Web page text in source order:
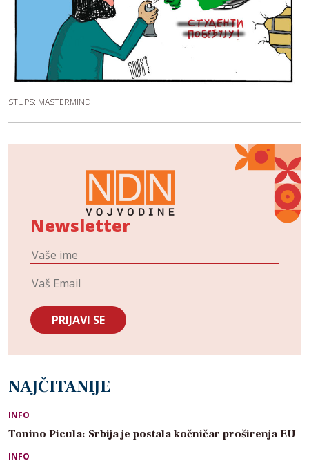
STUPS: MASTERMIND
Newsletter
NAJČITANIJE
INFO
Tonino Picula: Srbija je postala kočničar proširenja EU
INFO